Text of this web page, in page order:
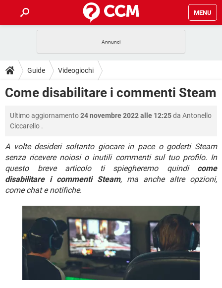
MENU
INTRATTENIMENTO
iOS WINDOWS 10
TIKTOK
GUIDE
COVID-19
INTRATTENIMENTO ANDROID
iOS WINDOWS 10
TIKTOK FACEBOOK
HARDWARE
DOWNLOAD
INTRATTENIMENTO
INSTAGRAM WHATSAPP
TIKTOK FACEBOOK
HARDWARE
FORUM
INTRATTENIMENTO ANDROID
iOS WINDOWS 10
INSTAGRAM WHATSAPP
HARDWARE
COVID-19 GAMING
INTRATTENIMENTO ANDROID
iOS
FACEBOOK
Guide Videogiochi
Come disabilitare i commenti Steam
Ultimo aggiornamento24 novembre 2022 alle 12:25da Antonello
Ciccarello .
A volte desideri soltanto giocare in pace o goderti Steam
senza ricevere noiosi o inutili commenti sul tuo profilo. In
questo breve articolo ti spiegheremo quindi come
disabilitare i commenti Steam, ma anche altre opzioni,
come chat e notifiche.